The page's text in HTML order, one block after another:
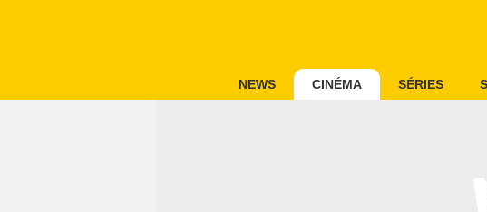
NEWS CINÉMA SÉRIES